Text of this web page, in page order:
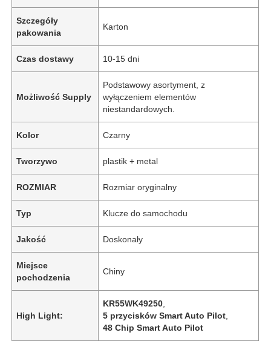
Szczegóły
pakowania
Karton
Czas dostawy 10-15 dni
Możliwość Supply
Podstawowy asortyment, z
wyłączeniem elementów
niestandardowych.
Kolor Czarny
Tworzywo plastik + metal
ROZMIAR Rozmiar oryginalny
Typ Klucze do samochodu
Jakość Doskonały
Miejsce
pochodzenia
Chiny
High Light:
KR55WK49250
5 przycisków Smart Auto Pilot
48 Chip Smart Auto Pilot